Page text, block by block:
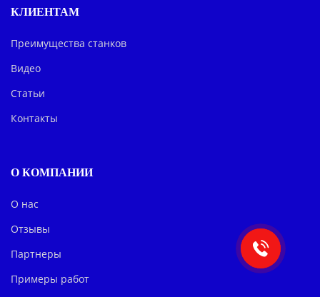
КЛИЕНТАМ
Преимущества станков
Видео
Статьи
Контакты
О КОМПАНИИ
О нас
Отзывы
Партнеры
Примеры работ